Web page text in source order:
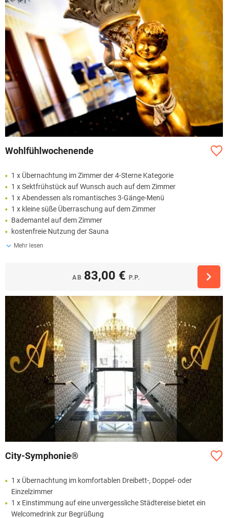
Wohlfühlwochenende
1 x Übernachtung im Zimmer der 4-Sterne Kategorie
1 x Sektfrühstück auf Wunsch auch auf dem Zimmer
1 x Abendessen als romantisches 3-Gänge-Menü
1 x kleine süße Überraschung auf dem Zimmer
Bademantel auf dem Zimmer
kostenfreie Nutzung der Sauna
Mehr lesen
AB 83,00 € P.P.
City-Symphonie®
1 x Übernachtung im komfortablen Dreibett-, Doppel- oder
Einzelzimmer
1 x Einstimmung auf eine unvergessliche Städtereise bietet ein
Welcomedrink zur Begrüßung